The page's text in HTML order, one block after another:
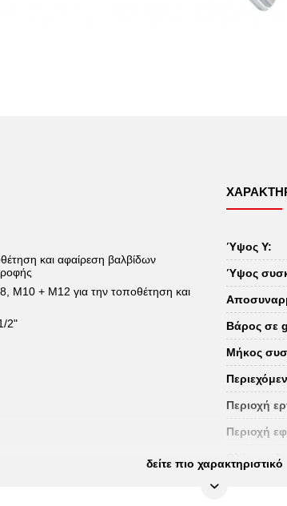
και αφαίρεση βαλβίδων
M10 + M12 για την τοποθέτηση και
2"
Ύψος Υ:
Ύψος
Βάρος σε
Μήκος
Περιοχή
Περιοχή
Πλάτος
δείτε πιο χαρακτηριστικό